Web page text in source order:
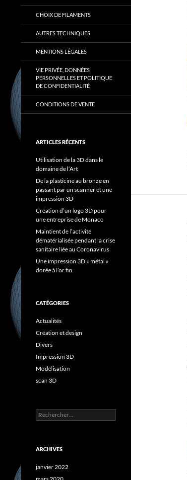
CHOIX DE FILAMENTS
AUTRES TECHNIQUES
MENTIONS LÉGALES
VIE PRIVÉE, DONNÉES
PERSONNELLES ET POLITIQUE
DE CONFIDENTIALITÉ
CONDITIONS DE VENTE
ARTICLES RÉCENTS
Utilisation de la 3D dans le
domaine de l’Art
De la plasticine au bronze en
passant par un scanner et une
impression 3D
Création d’un logo 3D pour
une entreprise de Monaco
Maintient de l’activité
dématérialisée pendant la crise
sanitaire liée au Coronavirus
Une impression 3D « métal »
dorée à l’or fin
CATÉGORIES
Actualités
Création et design
Divers
Impression 3D
Modélisation
scan 3D
Rechercher :
ARCHIVES
janvier 2022